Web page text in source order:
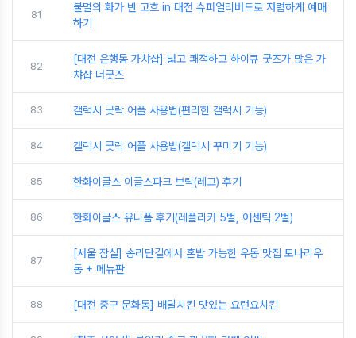
81
불멸의 화가 반 고흐 in 대전 슈퍼얼리버드로 저렴하게 예매
하기
82
[대전 은행동 가챠샵] 넓고 쾌적하고 하이큐 굿즈가 많은 가
챠샵 더굿즈
83 갤럭시 굿락 어플 사용법(편리한 갤럭시 기능)
84 갤럭시 굿락 어플 사용법(갤럭시 꾸미기 기능)
85 한화이글스 이글스파크 브릭(레고) 후기
86 한화이글스 유니폼 후기(레플리카 5벌, 어센틱 2벌)
87
[서울 잠실] 송리단길에서 혼밥 가능한 우동 맛집 토나리우
동 + 메뉴판
88 [대전 중구 문화동] 배달치킨 맛있는 요런요치킨